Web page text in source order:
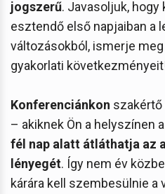
jogszerű. Javasoljuk,
esztendő első napjaiban a
változásokból, ismerje
gyakorlati
Konferenciánkon szakértő
– akiknek Ön a helyszínen
fél nap alatt átláthatja az
lényegét. Így nem év
kárára kell szembesülnie a